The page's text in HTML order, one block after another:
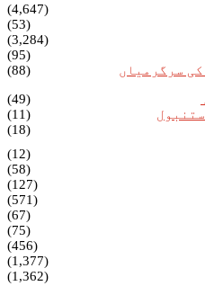
(4,647)
(53)
(3,284)
(95)
سرگرمیاں
(88)
(49)
(11)
(18)
(12)
(58)
(127)
(571)
(67)
(75)
(456)
(1,377)
(1,362)